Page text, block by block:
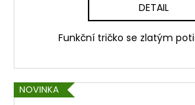
DETAIL
Funkční tričko se zlatým
NOVINKA